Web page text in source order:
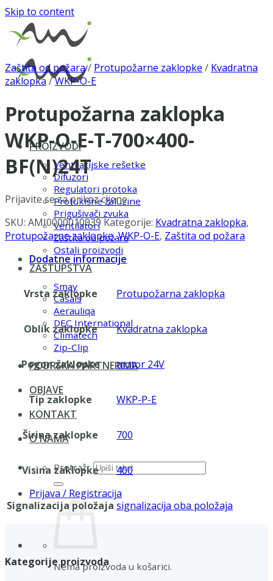
Skip to content
PROIZVODI
Ventilacijske rešetke
Difuzori
Regulatori protoka
Protukišne žaluzine
Prigušivači zvuka
Ventilatori
Zaštita od požara
Ostali proizvodi
ZASTUPSTVA
Smay
Casals
Aerauliqa
DEC International
Climatech
Zip-Clip
PODRŠKA PARTNERIMA
OBJAVE
KONTAKT
O NAMA
Pretraži:
Prijava / Registracija
Nema proizvoda u košarici.
Zaštita od požara/ Protupožarne zaklopke / Kvadratna
zaklopka /WKP-O-E
Protupožarna zaklopka
WKP-O-E-T-700×400-
BF(N)24T
Prijavite se za prikaz cijene
SKU: AMI0000010939Kategorije: Kvadratna zaklopka,
Protupožarne zaklopke,WKP-O-E, Zaštita od požara
Dodatne informacije
Vrsta zaklopke Protupožarna zaklopka
Oblik zaklopke Kvadratna zaklopka
Pogon zaklopke motor 24V
Tip zaklopke WKP-P-E
Širina zaklopke 700
Visina zaklopke 400
Signalizacija položaja signalizacija oba položaja
Kategorije proizvoda